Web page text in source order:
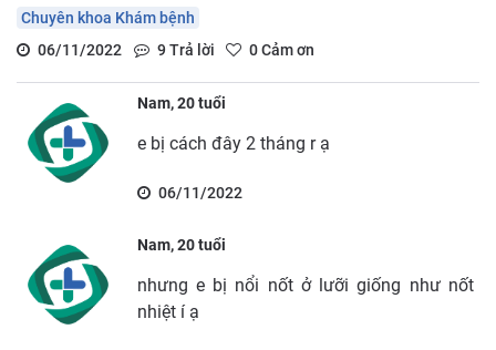
Chuyên khoa Khám bệnh
06/11/2022
9Trả lời 0Cảm ơn
Nam, 20 tuổi
e bị cách đây 2 tháng r ạ
06/11/2022
Nam, 20 tuổi
nhưng e bị nổi nốt ở lưỡi giống như nốt
nhiệt í ạ